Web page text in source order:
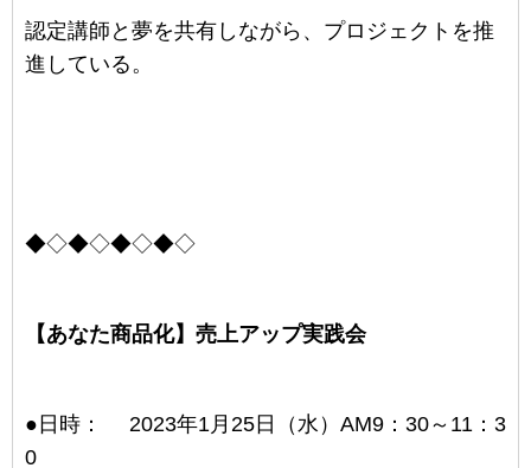
認定講師と夢を共有しながら、プロジェクトを推
進している。
◆◇◆◇◆◇◆◇
【あなた商品化】 売上アップ実践会
●日時： 2023年1月25日（水）AM9：30～11 ： 3
0